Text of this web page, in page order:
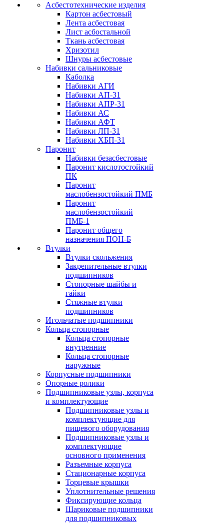
Асбестотехнические изделия
Картон асбестовый
Лента асбестовая
Лист асбостальной
Ткань асбестовая
Хризотил
Шнуры асбестовые
Набивки сальниковые
Каболка
Набивки АГИ
Набивки АП-31
Набивки АПР-31
Набивки АС
Набивки АФТ
Набивки ЛП-31
Набивки ХБП-31
Паронит
Набивки безасбестовые
Паронит кислотостойкий
ПК
Паронит
маслобензостойкий ПМБ
Паронит
маслобензостойкий
ПМБ-1
Паронит общего
назначения ПОН-Б
Втулки
Втулки скольжения
Закрепительные втулки
подшипников
Стопорные шайбы и
гайки
Стяжные втулки
подшипников
Игольчатые подшипники
Кольца стопорные
Кольца стопорные
внутренние
Кольца стопорные
наружные
Корпусные подшипники
Опорные ролики
Подшипниковые узлы, корпуса
и комплектующие
Подшипниковые узлы и
комплектующие для
пищевого оборудования
Подшипниковые узлы и
комплектующие
основного применения
Разъемные корпуса
Стационарные корпуса
Торцевые крышки
Уплотнительные решения
Фиксирующие кольца
Шариковые подшипники
для подшипниковых